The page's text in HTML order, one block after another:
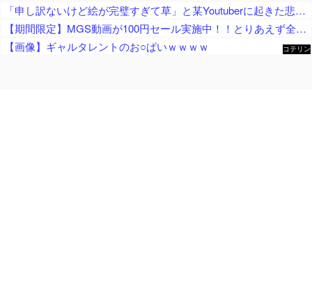
「申し訳ないけど絵が完璧すぎて草」と某Youtuberに起きた悲劇に目撃者騒然、”映え”のために愛車をを停めて撮影していたら……
【期間限定】MGS動画が100円セール実施中！！とりあえず全部買うやろｗｗｗｗｗ
【画像】ギャルタレントのお○ぱいｗｗｗｗ
コテリン